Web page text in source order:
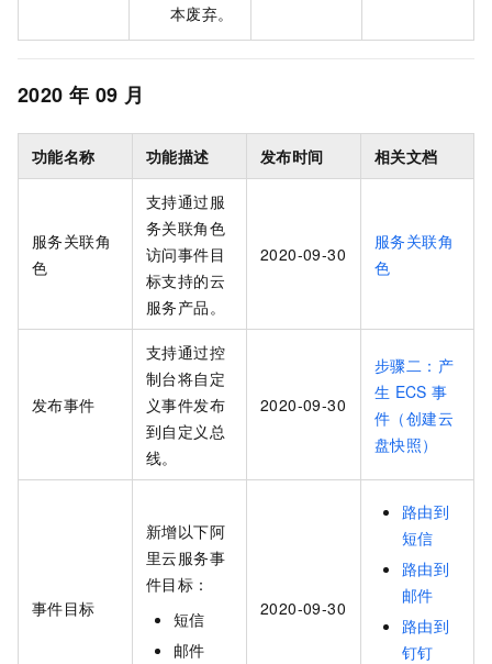
本废弃。
2020 年 09 月
功能名称 功能描述 发布时间 相关文档
服务关联角
色
支持通过服
务关联角色
访问事件目
标支持的云
服务产品。
2020-09-30
服务关联角
色
发布事件
支持通过控
制台将自定
义事件发布
到自定义总
线。
2020-09-30
步骤二：产
生 ECS 事
件（创建云
盘快照）
事件目标
新增以下阿
里云服务事
件目标：
短信
邮件
2020-09-30
路由到
短信
路由到
邮件
路由到
钉钉